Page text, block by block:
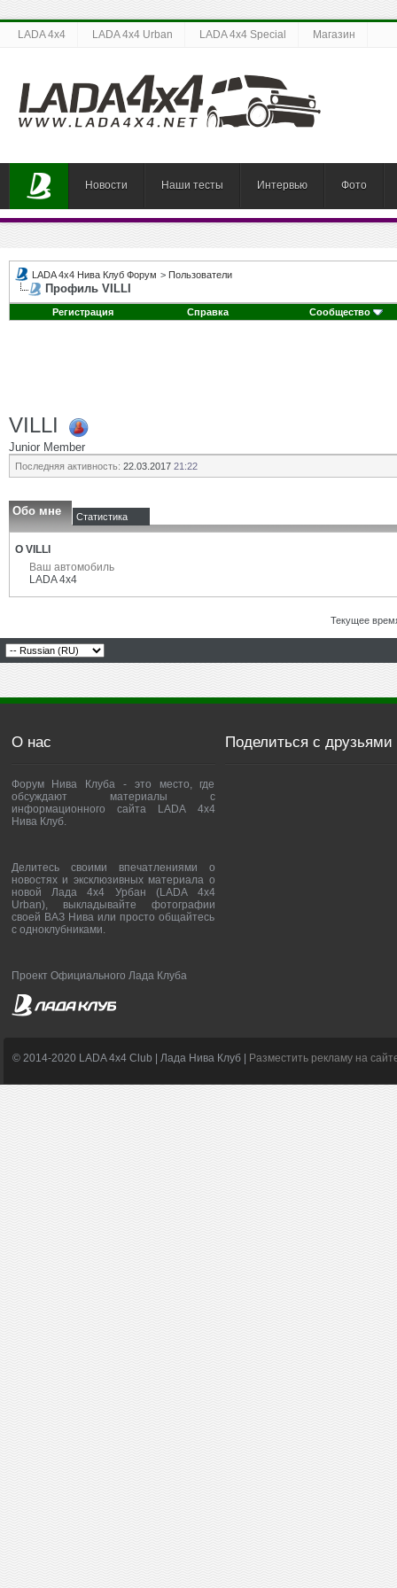
LADA 4x4 LADA 4x4 Urban LADA 4x4 Special Магазин
Новости Наши тесты Интервью Фото
LADA 4x4 Нива Клуб Форум > Пользователи
Профиль VILLI
Регистрация Справка Сообщество
VILLI
Junior Member
Последняя активность: 22.03.2017 21:22
Обо мне Статистика
О VILLI
Ваш автомобиль
LADA 4x4
Текущее
О нас
Форум Нива Клуба - это место, где
обсуждают материалы с
информационного сайта LADA 4x4
Нива Клуб.
Делитесь своими впечатлениями о
новостях и эксклюзивных материала о
новой Лада 4х4 Урбан (LADA 4x4
Urban), выкладывайте фотографии
своей ВАЗ Нива или просто общайтесь
с одноклубниками.
Проект Официального Лада Клуба
Поделиться с друзьями
© 2014-2020 LADA 4x4 Club | Лада Нива Клуб | Разместить рекламу на